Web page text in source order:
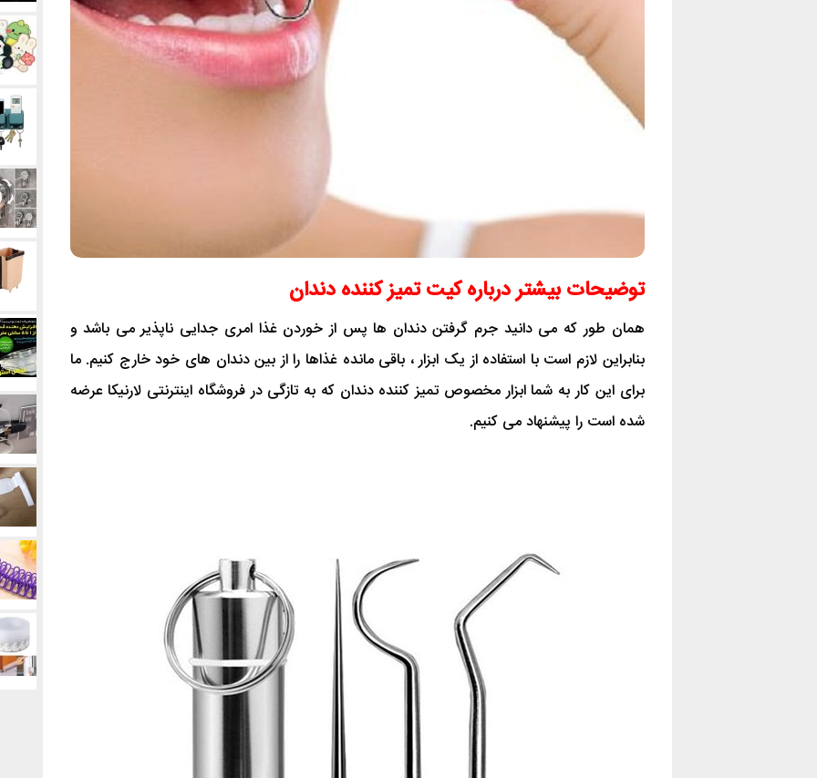
توضیحات بیشتر درباره کیت تمیز کننده دندان
همان طور که می دانید جرم گرفتن دندان ها پس از خوردن غذا امری جدایی ناپذیر می باشد و
بنابراین لازم است با استفاده از یک ابزار ، باقی مانده غذاها را از بین دندان های خود خارج کنیم. ما
برای این کار به شما ابزار مخصوص تمیز کننده دندان که به تازگی در فروشگاه اینترنتی لارنیکا عرضه
شده است را پیشنهاد می کنیم.